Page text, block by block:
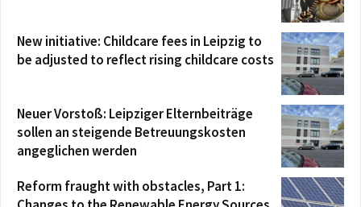
New initiative: Childcare fees in Leipzig to
be adjusted to reflect rising childcare costs
Neuer Vorstoß: Leipziger Elternbeiträge
sollen an steigende Betreuungskosten
angeglichen werden
Reform fraught with obstacles, Part 1: